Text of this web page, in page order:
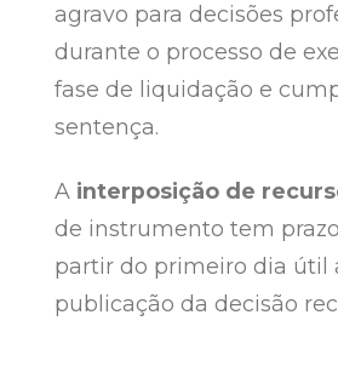
agravo para decisões
durante o processo de
fase de liquidação e
sentença.
A interposição de
de instrumento tem prazo
partir do primeiro dia útil
publicação da decisão